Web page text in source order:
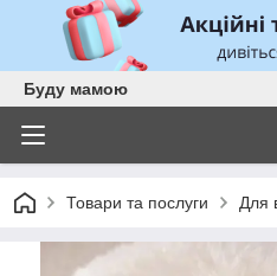
Буду мамою
Товари та послуги Для